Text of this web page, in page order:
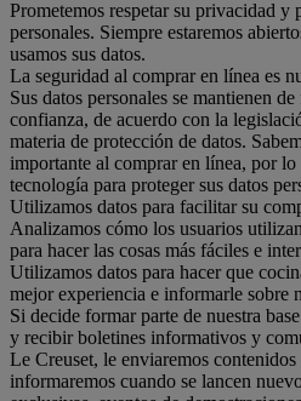
Prometemos respetar su privacidad y
personales. Siempre estaremos
usamos sus datos.
La seguridad al comprar en línea es
Sus datos personales se mantienen
confianza, de acuerdo con la
materia de protección de datos.
importante al comprar en línea, por
tecnología para proteger sus datos
Utilizamos datos para facilitar su
Analizamos cómo los usuarios
para hacer las cosas más fáciles e
Utilizamos datos para hacer que
mejor experiencia e informarle sobre
Si decide formar parte de nuestra
y recibir boletines informativos y
Le Creuset, le enviaremos
informaremos cuando se lancen